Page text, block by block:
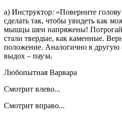
а) Инструктор: «Поверните голову
сделать так, чтобы увидеть как
мышцы шеи напряжены!
стали твердые, как каменные.
положение. Аналогично в другую
выдох – пауза.
Любопытная Варвара
Смотрит влево...
Смотрит вправо...